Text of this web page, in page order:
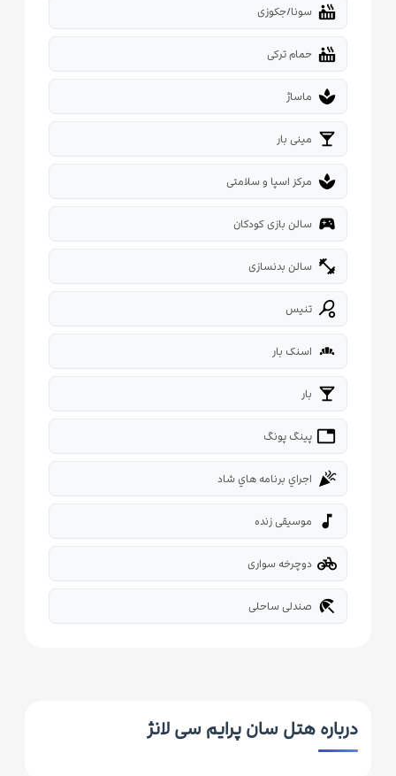
hot_tub سونا/جکوزی
hot_tub حمام ترکی
spa ماساژ
local_bar مینی بار
spa مرکز اسپا و سلامتی
sports_esports سالن بازی کودکان
fitness_center سالن بدنسازی
sports_tennis تنیس
bakery_dining اسنک بار
local_bar بار
پینگ پونگ
celebration اجراي برنامه هاي شاد
music_note موسیقی زنده
pedal_bike دوچرخه سواری
beach_access صندلی ساحلی
درباره هتل سان پرایم سی لانژ